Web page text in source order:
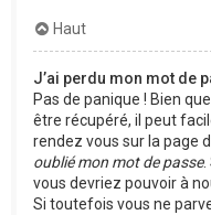
Haut
J’ai perdu mon mot de
Pas de panique ! Bien
être récupéré, il peut
rendez vous sur la page
oublié mon mot de passe.
vous devriez pouvoir à
Si toutefois vous ne